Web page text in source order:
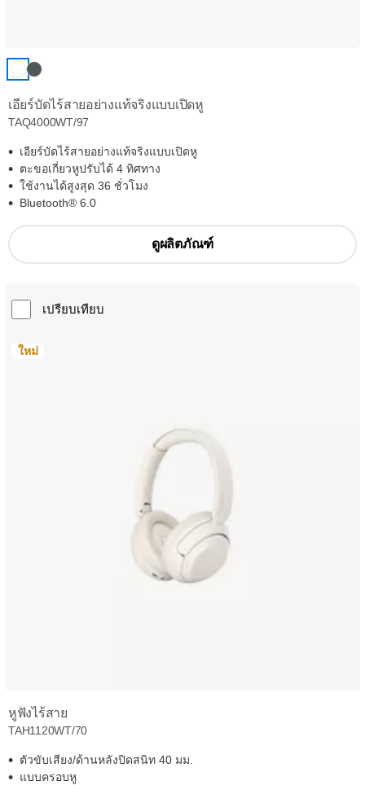
เอียร์บัดไร้สายอย่างแท้จริงแบบเปิดหู
TAQ4000WT/97
เอียร์บัดไร้สายอย่างแท้จริงแบบเปิดหู
ตะขอเกี่ยวหูปรับได้ 4 ทิศทาง
ใช้งานได้สูงสุด 36 ชั่วโมง
Bluetooth® 6.0
ดูผลิตภัณฑ์
เปรียบเทียบ
ใหม่
หูฟังไร้สาย
TAH1120WT/70
ตัวขับเสียง/ด้านหลังปิดสนิท 40 มม.
แบบครอบหู